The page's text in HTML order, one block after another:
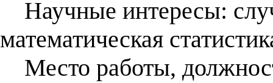
Научные интересы:
математическая
Место работы,